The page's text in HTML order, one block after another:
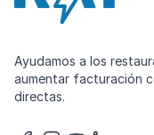
Ayudamos a los
aumentar facturación
directas.